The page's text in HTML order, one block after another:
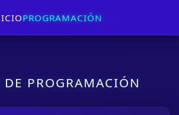
PROGRAMACIÓN
PROGRAMACIÓN